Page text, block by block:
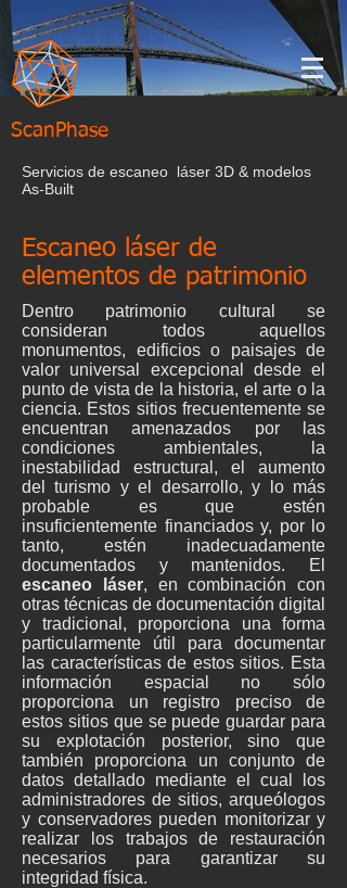
ScanPhase
Servicios de escaneo láser 3D & modelos
As-Built
Escaneo láser de
elementos de patrimonio
Dentro patrimonio cultural se
consideran todos aquellos
monumentos, edificios o paisajes de
valor universal excepcional desde el
punto de vista de la historia, el arte o la
ciencia. Estos sitios frecuentemente se
encuentran amenazados por las
condiciones ambientales, la
inestabilidad estructural, el aumento
del turismo y el desarrollo, y lo más
probable es que estén
insuficientemente financiados y, por lo
tanto, estén inadecuadamente
documentados y mantenidos. El
escaneo láser, en combinación con
otras técnicas de documentación digital
y tradicional, proporciona una forma
particularmente útil para documentar
las características de estos sitios. Esta
información espacial no sólo
proporciona un registro preciso de
estos sitios que se puede guardar para
su explotación posterior, sino que
también proporciona un conjunto de
datos detallado mediante el cual los
administradores de sitios, arqueólogos
y conservadores pueden monitorizar y
realizar los trabajos de restauración
necesarios para garantizar su
integridad física.